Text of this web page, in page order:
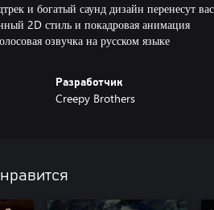
и богатый саунд дизайн перенесут
2D стиль и покадровая анимация
озвучка на русском языке
Разработчик
Creepy Brothers